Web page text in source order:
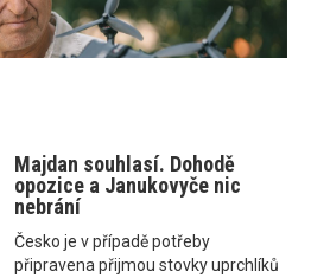
Majdan souhlasí. Dohodě
opozice a Janukovyče nic
nebrání
Česko je v případě potřeby
připravena přijmou stovky uprchlíků